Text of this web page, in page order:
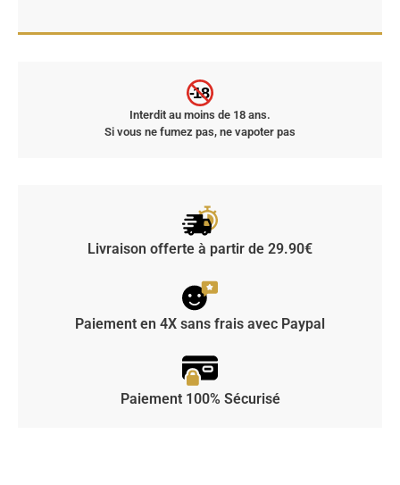
-18
Interdit au moins de 18 ans.
Si vous ne fumez pas, ne vapoter pas
Livraison offerte à partir de 29.90€
Paiement en 4X sans frais avec Paypal
Paiement 100% Sécurisé